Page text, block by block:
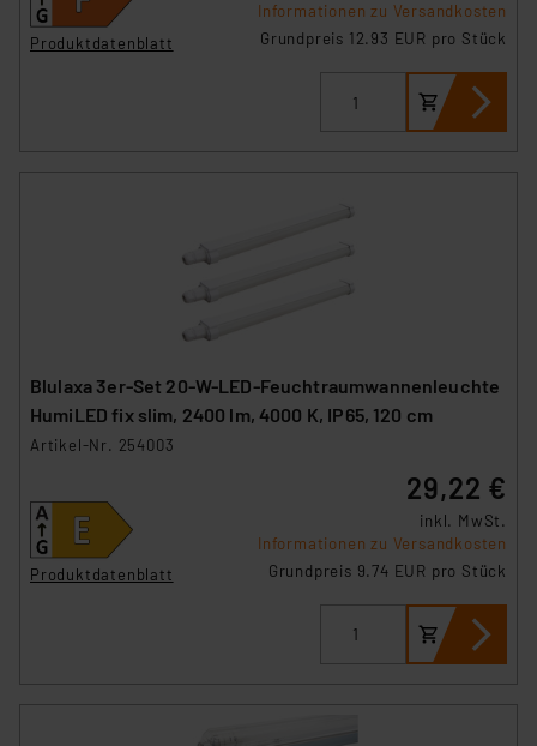
Produktdatenblatt
Informationen zu Versandkosten
Grundpreis 12.93 EUR pro Stück
Blulaxa 3er-Set 20-W-LED-Feuchtraumwannenleuchte
HumiLED fix slim, 2400 lm, 4000 K, IP65, 120 cm
Artikel-Nr. 254003
Produktdatenblatt
29,22 €
inkl. MwSt.
Informationen zu Versandkosten
Grundpreis 9.74 EUR pro Stück